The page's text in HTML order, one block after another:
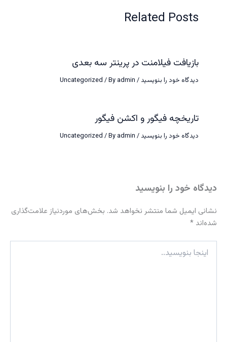
Related Posts
بازیافت فیلامنت در پرینتر سه بعدی
دیدگاه‌ خود را بنویسید /
Uncategorized / Byadmin
تاریخچه فیگور و اکشن فیگور
دیدگاه‌ خود را بنویسید /
Uncategorized / Byadmin
دیدگاه‌ خود را بنویسید
نشانی ایمیل شما منتشر نخواهد شد. بخش‌های موردنیاز علامت‌گذاری
شده‌اند *
بنویسید..